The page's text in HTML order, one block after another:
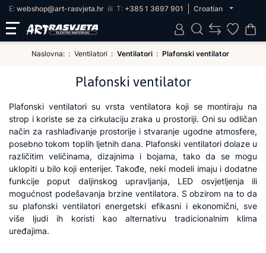
E: webshop@art-rasvjeta.hr ili T: +385 1 3697 901 Croatian
Naslovna: Ventilatori Ventilatori Plafonski ventilator
Plafonski ventilator
Plafonski ventilatori su vrsta ventilatora koji se montiraju na
strop i koriste se za cirkulaciju zraka u prostoriji. Oni su odličan
način za rashlađivanje prostorije i stvaranje ugodne atmosfere,
posebno tokom toplih ljetnih dana. Plafonski ventilatori dolaze u
različitim veličinama, dizajnima i bojama, tako da se mogu
uklopiti u bilo koji enterijer. Takođe, neki modeli imaju i dodatne
funkcije poput daljinskog upravljanja, LED osvjetljenja ili
mogućnost podešavanja brzine ventilatora. S obzirom na to da
su plafonski ventilatori energetski efikasni i ekonomični, sve
više ljudi ih koristi kao alternativu tradicionalnim klima
uređajima.